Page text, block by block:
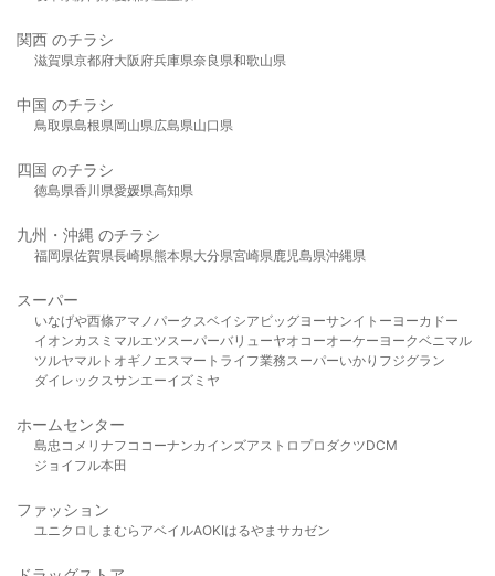
関西 のチラシ
滋賀県京都府大阪府兵庫県奈良県和歌山県
中国 のチラシ
鳥取県島根県岡山県広島県山口県
四国 のチラシ
徳島県香川県愛媛県高知県
九州・沖縄 のチラシ
福岡県佐賀県長崎県熊本県大分県宮崎県鹿児島県沖縄県
スーパー
いなげや西條アマノパークスベイシア ビッグヨーサンイトーヨーカドー
イオンカスミ マルエツスーパーバリューヤオコーオーケー ヨークベニマル
ツルヤマルト オギノ エスマート ライフ業務スーパーいかり フジグラン
ダイレックスサンエーイズミヤ
ホームセンター
島忠 コメリ ナフコ コーナンカインズアストロプロダクツDCM
ジョイフル本田
ファッション
ユニクロ しまむら アベイルAOKIはるやま サカゼン